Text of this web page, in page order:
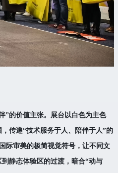
”的价值主张。展台以白色为主色
传递“技术服务于人、陪伴于人”的
际审美的极简视觉符号，让不同文
静态体验区的过渡，暗合“动与